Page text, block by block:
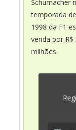
Schumacher
temporada de
1998 da F1
venda por R$
milhões.